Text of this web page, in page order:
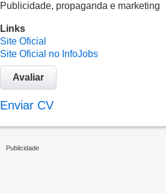
Publicidade, propaganda e marketing
Links
Site Oficial
Site Oficial no InfoJobs
Avaliar
Enviar CV